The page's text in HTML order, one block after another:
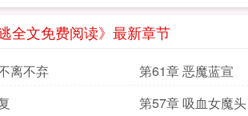
全文免费阅读》最新章节
离不弃 第61章 恶魔蓝宣
第57章 吸血女魔头